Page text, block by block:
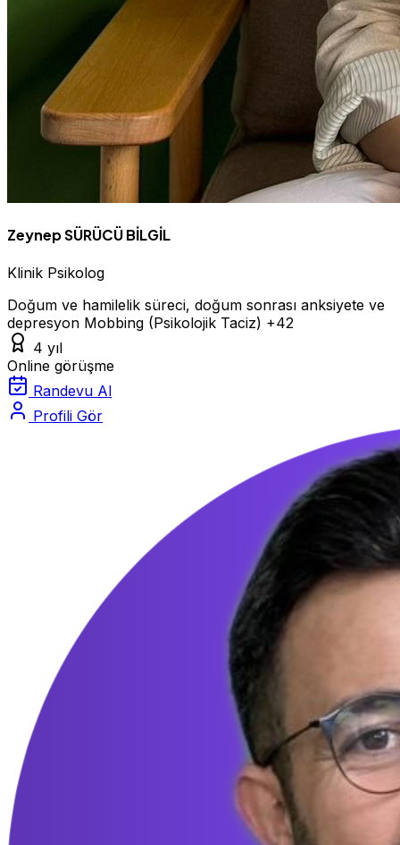
Zeynep SÜRÜCÜ BİLGİL
Klinik Psikolog
Doğum ve hamilelik süreci, doğum sonrası anksiyete ve
depresyon Mobbing (Psikolojik Taciz) +42
4 yıl
Online görüşme
Randevu Al
Profili Gör